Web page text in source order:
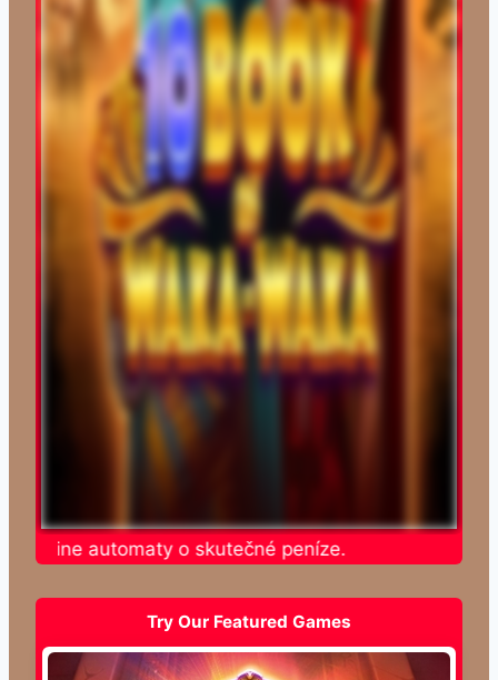
automaty o skutečné peníze.
Try Our Featured Games